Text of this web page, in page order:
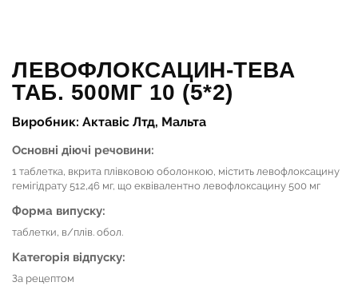
ЛЕВОФЛОКСАЦИН-ТЕВА
ТАБ. 500МГ 10 (5*2)
Виробник: Актавіс Лтд, Мальта
Основні діючі речовини:
1 таблетка, вкрита плівковою оболонкою, містить левофлоксацину
гемігідрату 512,46 мг, що еквівалентно левофлоксацину 500 мг
Форма випуску:
таблетки, в/плів. обол.
Категорія відпуску:
За рецептом